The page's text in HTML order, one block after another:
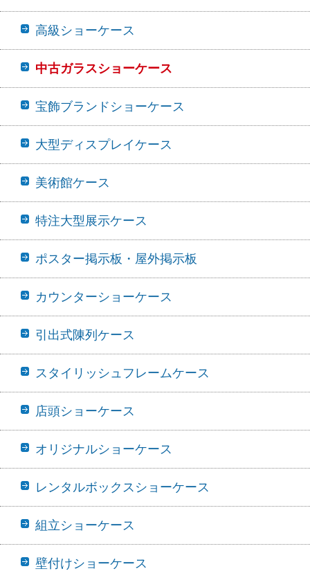
高級ショーケース
中古ガラスショーケース
宝飾ブランドショーケース
大型ディスプレイケース
美術館ケース
特注大型展示ケース
ポスター掲示板・屋外掲示板
カウンターショーケース
引出式陳列ケース
スタイリッシュフレームケース
店頭ショーケース
オリジナルショーケース
レンタルボックスショーケース
組立ショーケース
壁付けショーケース